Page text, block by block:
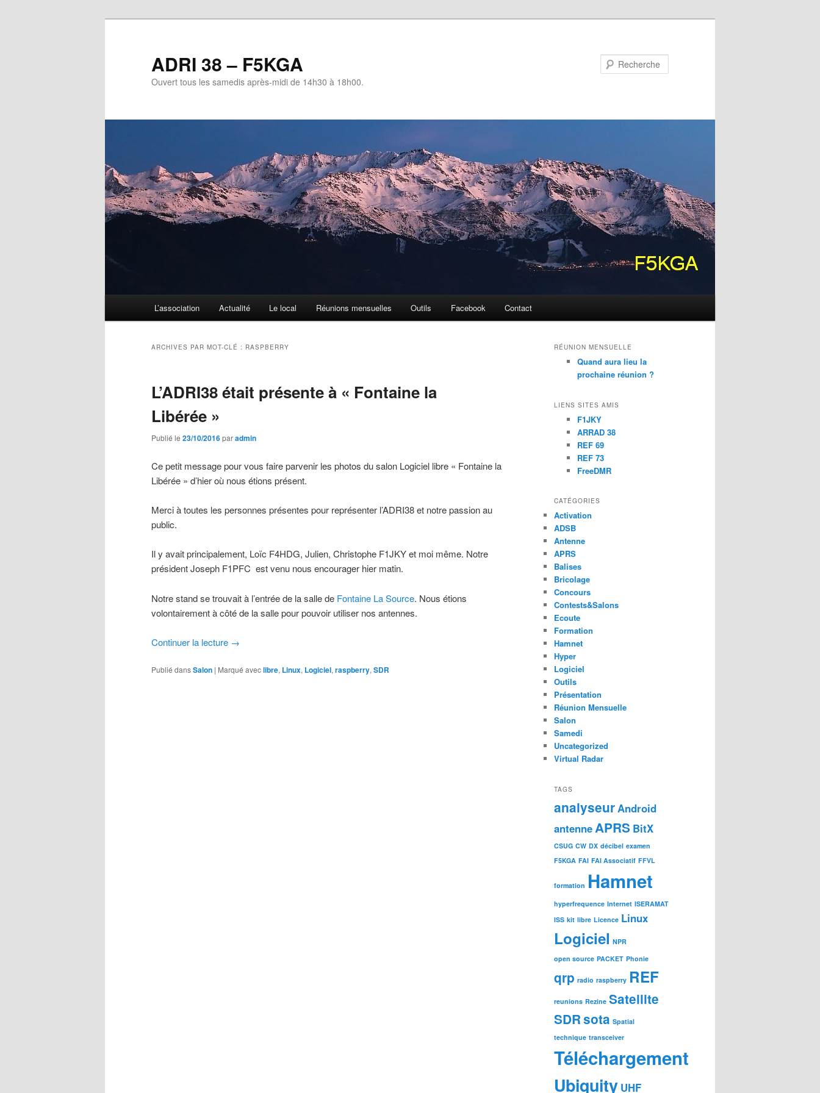
ADRI 38 – F5KGA
Ouvert tous les samedis après-midi de 14h30 à 18h00.
L’association Actualité Le local Réunions mensuelles Outils Facebook Contact
ARCHIVES PAR MOT-CLÉ : RASPBERRY
L’ADRI38 était présente à « Fontaine la
Libérée »
Publié le 23/10/2016paradmin
Ce petit message pour vous faire parvenir les photos du salon Logiciel libre « Fontaine la
Libérée » d’hier où nous étions présent.
Merci à toutes les personnes présentes pour représenter l’ADRI38 et notre passion au
public.
Il y avait principalement, Loïc F4HDG, Julien, Christophe F1JKY et moi même. Notre
président Joseph F1PFC est venu nous encourager hier matin.
Notre stand se trouvait à l’entrée de la salle de Fontaine La Source. Nous étions
volontairement à côté de la salle pour pouvoir utiliser nos antennes.
Continuer la lecture →
Publié dansSalon | Marqué aveclibre, Linux, Logiciel,raspberry,SDR
RÉUNION MENSUELLE
Quand aura lieu la
prochaine réunion ?
LIENS SITES AMIS
F1JKY
ARRAD 38
REF 69
REF 73
FreeDMR
CATÉGORIES
Activation
ADSB
Antenne
APRS
Balises
Bricolage
Concours
Contests&Salons
Ecoute
Formation
Hamnet
Hyper
Logiciel
Outils
Présentation
Réunion Mensuelle
Salon
Samedi
Uncategorized
Virtual Radar
TAGS
analyseur Android
antenne APRS BitX
CSUG CW DX décibel examen
F5KGA FAI FAI Associatif FFVL
formation Hamnet
hyperfrequence Internet ISERAMAT
ISS kit libre Licence Linux
Logiciel NPR
open source PACKET Phonie
qrp radio raspberry REF
reunions Rezine Satellite
SDRsota Spatial
technique transceiver
Téléchargement
Ubiquity UHF